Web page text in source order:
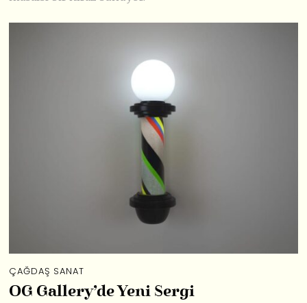
ÇAĞDAŞ SANAT
OG Gallery’de Yeni Sergi